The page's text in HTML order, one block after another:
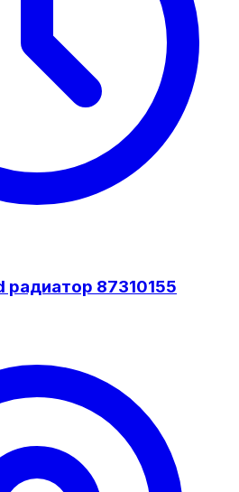
радиатор 87310155